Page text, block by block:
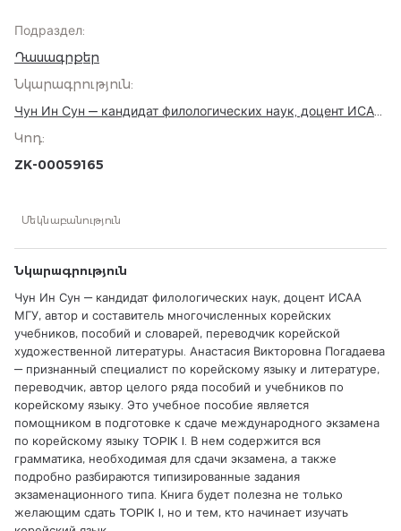
Подраздел:
Դասագրքեր
Նկարագրություն:
Чун Ин Сун — кандидат филологических наук, доцент ИСАА
учебников, пособий и словарей, переводчик корейской
художественной литературы. Анастасия Викторовна
является помощником в подготовке к сдаче
экзамена, а также подробно разбираются типизированные
только желающим сдать TOPIK I, но и тем, кто начинает
изучать корейский язык.
Կոդ:
ZK-00059165
Մեկնաբանություն
Նկարագրություն
Чун Ин Сун — кандидат филологических наук, доцент ИСАА
МГУ, автор и составитель многочисленных корейских
учебников, пособий и словарей, переводчик корейской
художественной литературы. Анастасия Викторовна Погадаева
— признанный специалист по корейскому языку и литературе,
переводчик, автор целого ряда пособий и учебников по
корейскому языку. Это учебное пособие является
помощником в подготовке к сдаче международного экзамена
по корейскому языку TOPIK I. В нем содержится вся
грамматика, необходимая для сдачи экзамена, а также
подробно разбираются типизированные задания
экзаменационного типа. Книга будет полезна не только
желающим сдать TOPIK I, но и тем, кто начинает изучать